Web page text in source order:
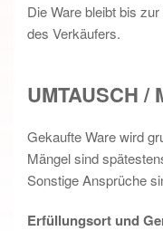
Die Ware bleibt bis
des Verkäufers.
UMTAUSCH /
Gekaufte Ware wird
Mängel sind
Sonstige Ansprüche
Erfüllungsort und